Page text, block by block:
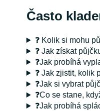
Často
❓ Kolik si mohu
❓ Jak získat
❓Jak probíhá
❓ Jak zjistit, kolik
❓Jak si vybrat
❓Co se stane,
❓Jak probíhá